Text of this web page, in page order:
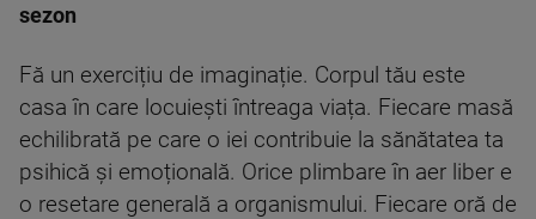
sezon
Fă un exercițiu de imaginație. Corpul tău este
casa în care locuiești întreaga viața. Fiecare masă
echilibrată pe care o iei contribuie la sănătatea ta
psihică și emoțională. Orice plimbare în aer liber e
o resetare generală a organismului. Fiecare oră de